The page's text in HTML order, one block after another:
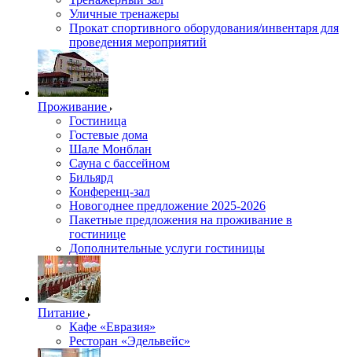
Уличные тренажеры
Прокат спортивного оборудования/инвентаря для
проведения мероприятий
Проживание
Гостиница
Гостевые дома
Шале Монблан
Сауна с бассейном
Бильярд
Конференц-зал
Новогоднее предложение 2025-2026
Пакетные предложения на проживание в
гостинице
Дополнительные услуги гостиницы
Питание
Кафе «Евразия»
Ресторан «Эдельвейс»